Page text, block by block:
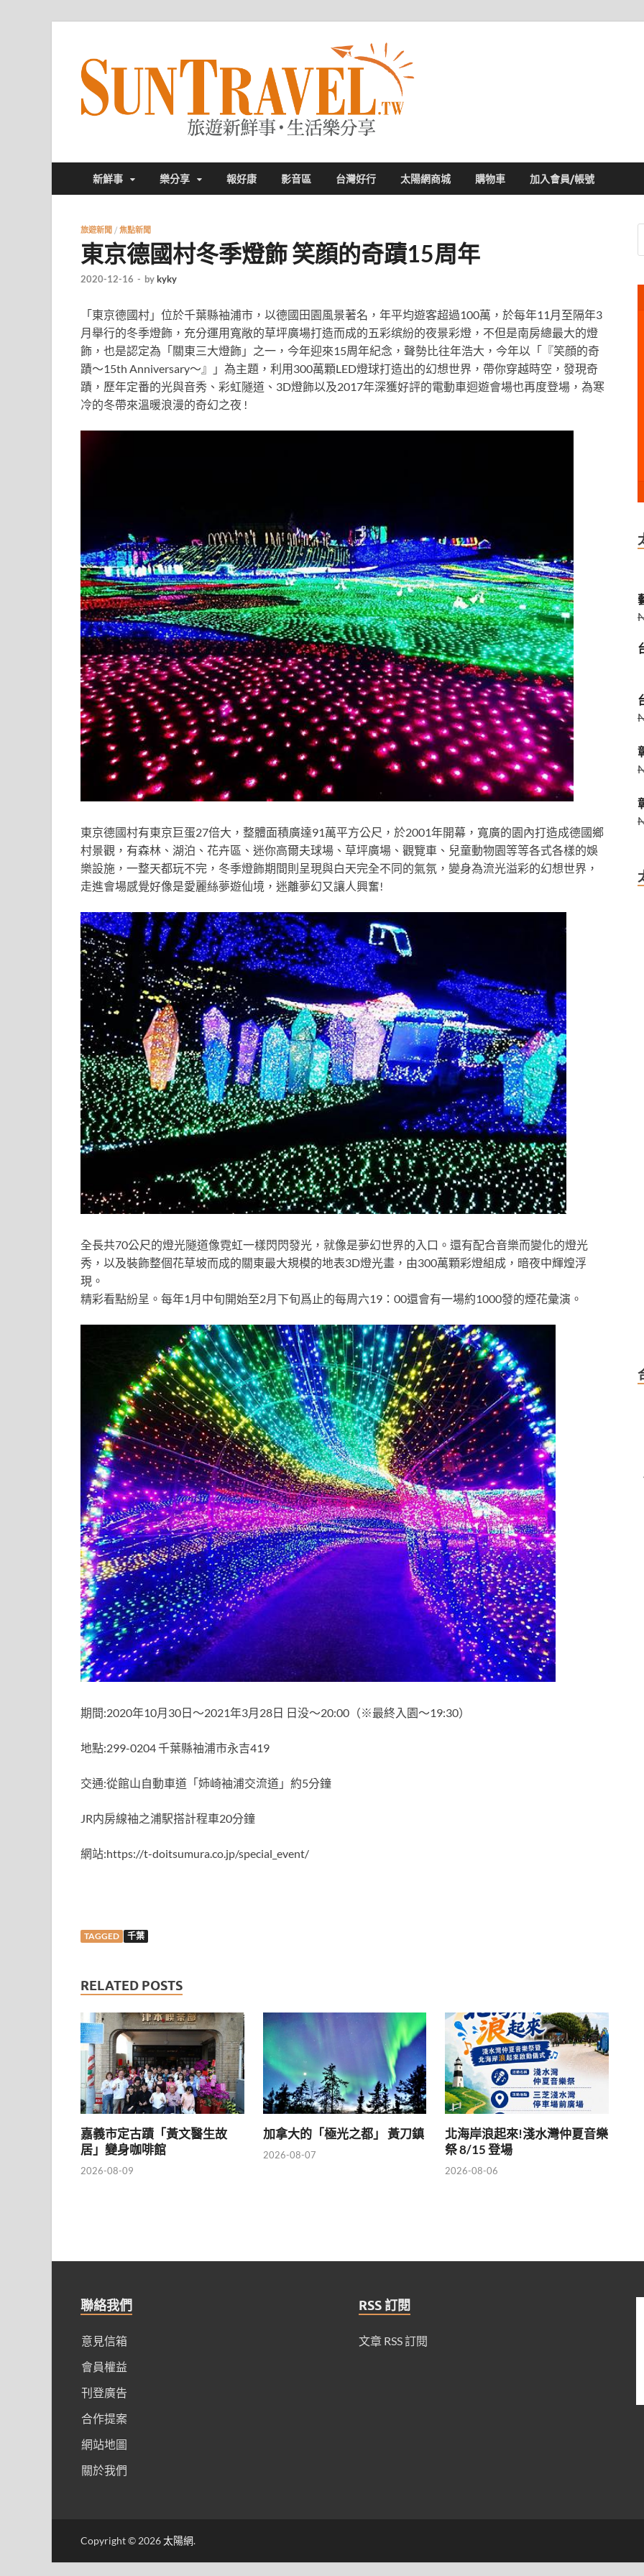
新鮮事 樂分享 報好康 影音區 台灣好行 太陽網商城 購物車 加入會員/帳號
旅遊新聞 / 焦點新聞
東京德國村冬季燈飾 笑顔的奇蹟15周年
2020-12-16 - bykyky
「東京德國村」 位於千葉縣袖浦市， 以德國田園風景著名，年平均遊客超過100萬， 於每年11 月至隔年3
月舉行的冬季燈飾，充分運用寬敞的草坪廣場打造而成的五彩缤紛的夜景彩燈，不但是南房總最大的燈
飾，也是認定為「關東三大燈飾」之一，今年迎來15周年紀念 ，聲勢比往年浩大， 今年以「
『笑顔的奇
蹟～15th Anniversary～』」為主題，利用300萬顆LED燈球打造出的幻想世界，帶你穿越時空，發現奇
蹟，歷年定番的光與音秀、彩虹隧道、3D燈飾以及2017年深獲好評的電動車迴遊會場也再度登場， 為寒
冷的冬帶來溫暖浪漫的奇幻之夜 !
東京德國村有東京巨蛋27倍大，整體面積廣達91萬平方公尺，於2001年開幕，寬廣的園內打造成德國鄉
村景觀，有森林、湖泊、花卉區、迷你高爾夫球場、草坪廣場、觀覽車、兒童動物園等等各式各樣的娛
樂設施，一整天都玩不完，冬季燈飾期間則呈現與白天完全不同的氣氛，變身為流光溢彩的幻想世界，
走進會場感覺好像是愛麗絲夢遊仙境，迷離夢幻又讓人興奮!
全長共70公尺的燈光隧道像霓虹一樣閃閃發光，就像是夢幻世界的入口。還有配合音樂而變化的燈光
秀，以及裝飾整個花草坡而成的關東最大規模的地表3D燈光畫，由300萬顆彩燈組成，暗夜中輝煌浮
現。
精彩看點紛呈。每年1月中旬開始至2月下旬爲止的每周六19：00還會有一場約1000發的煙花彙演。
期間:2020年10月30日～2021年3月28日 日没～20:00 （※最終入園～19:30）
地點:299-0204 千葉縣袖浦市永吉419
交通:從館山自動車道「姉崎袖浦交流道」約5分鐘
JR内房線袖之浦駅搭計程車20分鐘
網站:https://t-doitsumura.co.jp/special_event/
TAGGED 千葉
RELATED POSTS
嘉義市定古蹟「黃文醫生故
居」變身咖啡館
2026-08-09
加拿大的「極光之都」 黃刀鎮
2026-08-07
北海岸浪起來!淺水灣仲夏音樂
祭 8/15 登場
2026-08-06
聯絡我們
意見信箱
會員權益
刊登廣告
合作提案
網站地圖
關於我們
RSS 訂閱
文章 RSS 訂閱
Copyright © 2026太陽網.